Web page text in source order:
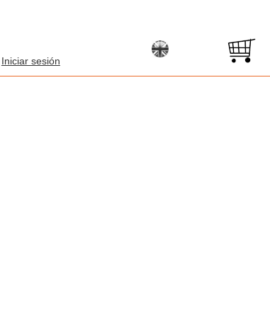
Iniciar sesión